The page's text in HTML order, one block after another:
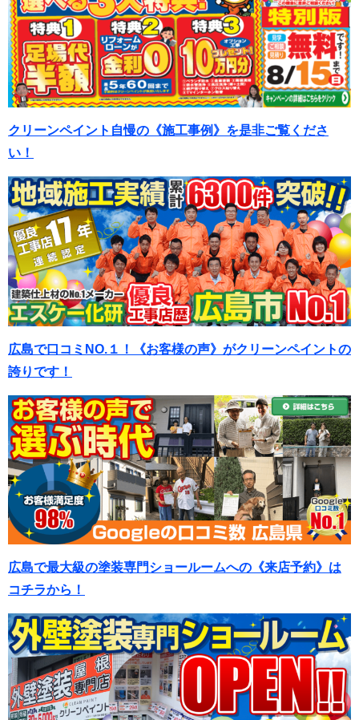
クリーンペイント自慢の《施工事例》を是非ご覧くださ
い！
広島で口コミNO.１！《お客様の声》がクリーンペイントの
誇りです！
広島で最大級の塗装専門ショールームへの《来店予約》は
コチラから！